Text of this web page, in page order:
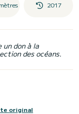
2017
un don à la
des océans.
original